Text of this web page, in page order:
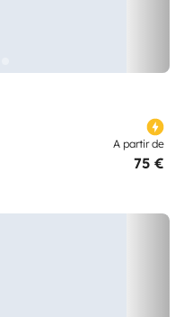
A partir de
75 €